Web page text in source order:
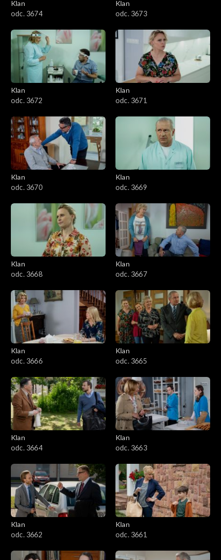
Klan
odc. 3674
Klan
odc. 3673
Klan
odc. 3672
Klan
odc. 3671
Klan
odc. 3670
Klan
odc. 3669
Klan
odc. 3668
Klan
odc. 3667
Klan
odc. 3666
Klan
odc. 3665
Klan
odc. 3664
Klan
odc. 3663
Klan
odc. 3662
Klan
odc. 3661